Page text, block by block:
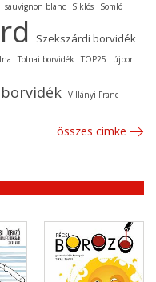
sauvignon blanc Siklós Somló
Szekszárdi borvidék
Tolnai borvidék TOP25 újbor
Villányi Franc
összes cimke